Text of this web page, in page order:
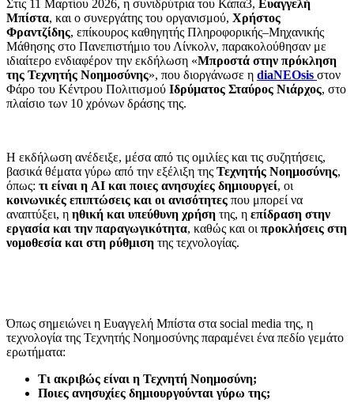
Στις 11 Μαρτίου 2026, η συνιδρύτρια του Κάπα3, Ευαγγελή
Μπίστα, και ο συνεργάτης του οργανισμού, Χρήστος
Φραντζίδης, επίκουρος καθηγητής Πληροφορικής–Μηχανικής
Μάθησης στο Πανεπιστήμιο του Λίνκολν, παρακολούθησαν με
ιδιαίτερο ενδιαφέρον την εκδήλωση «Μπροστά στην πρόκληση
της Τεχνητής Νοημοσύνης», που διοργάνωσε η diaNEOsis στον
Φάρο του Κέντρου Πολιτισμού Ιδρύματος Σταύρος Νιάρχος, στο
πλαίσιο των 10 χρόνων δράσης της.
Η εκδήλωση ανέδειξε, μέσα από τις ομιλίες και τις συζητήσεις,
βασικά θέματα γύρω από την εξέλιξη της Τεχνητής Νοημοσύνης,
όπως: τι είναι η AI και ποιες ανησυχίες δημιουργεί, οι
κοινωνικές επιπτώσεις και οι ανισότητες που μπορεί να
αναπτύξει, η ηθική και υπεύθυνη χρήση της, η επίδραση στην
εργασία και την παραγωγικότητα, καθώς και οι προκλήσεις στη
νομοθεσία και στη ρύθμιση της τεχνολογίας.
Όπως σημειώνει η Ευαγγελή Μπίστα στα social media της, η
τεχνολογία της Τεχνητής Νοημοσύνης παραμένει ένα πεδίο γεμάτο
ερωτήματα:
Τι ακριβώς είναι η Τεχνητή Νοημοσύνη;
Ποιες ανησυχίες δημιουργούνται γύρω της;